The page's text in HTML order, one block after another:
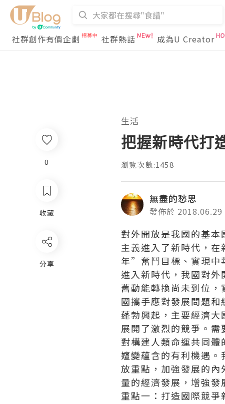
社群創作有價企劃 社群熱話 成為U Creator
生活
把握新時代打
瀏覽次數:1458
無盡的愁思
發佈於 2018.06.29
對外開放是我國的基
主義進入了新時代，
年”奮鬥目標、實現中
進入新時代，我國對
舊動能轉換尚未到位
國攜手應對發展問題
蓬勃興起，主要經濟
展開了激烈的競爭。
對構建人類命運共同
嬗變蘊含的有利機遇
放重點，加強發展的
量的經濟發展，增強發
重點一：打造國際競爭
0
收藏
分享